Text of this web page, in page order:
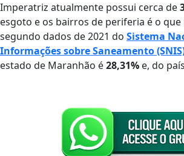
Imperatriz atualmente possui cerca de
esgoto e os bairros de periferia é o que
segundo dados de 2021 do Sistema
Informações sobre Saneamento
estado de Maranhão é28,31% e, do